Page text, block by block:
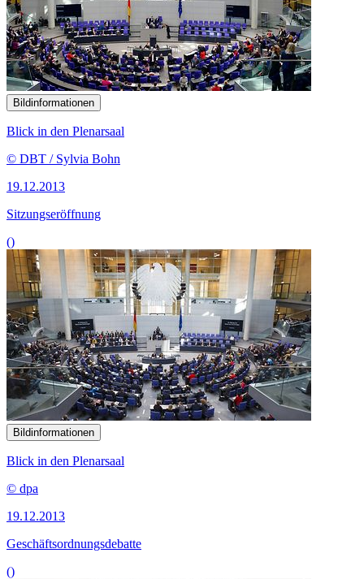
Bildinformationen
Blick in den Plenarsaal
© DBT / Sylvia Bohn
19.12.2013
Sitzungseröffnung
()
Bildinformationen
Blick in den Plenarsaal
© dpa
19.12.2013
Geschäftsordnungsdebatte
()